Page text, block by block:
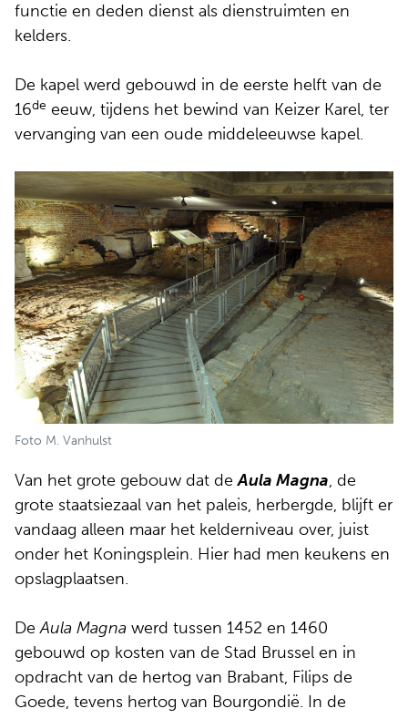
functie en deden dienst als dienstruimten en
kelders.
De kapel werd gebouwd in de eerste helft van de
16de eeuw, tijdens het bewind van Keizer Karel, ter
vervanging van een oude middeleeuwse kapel.
Foto M. Vanhulst
Van het grote gebouw dat deAula Magna, de
grote staatsiezaal van het paleis, herbergde, blijft er
vandaag alleen maar het kelderniveau over, juist
onder het Koningsplein. Hier had men keukens en
opslagplaatsen.
DeAula Magna werd tussen 1452 en 1460
gebouwd op kosten van de Stad Brussel en in
opdracht van de hertog van Brabant, Filips de
Goede, tevens hertog van Bourgondië. In de